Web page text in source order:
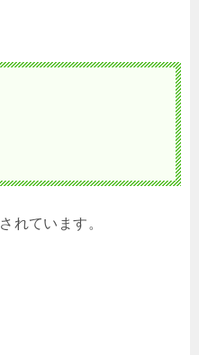
されています。